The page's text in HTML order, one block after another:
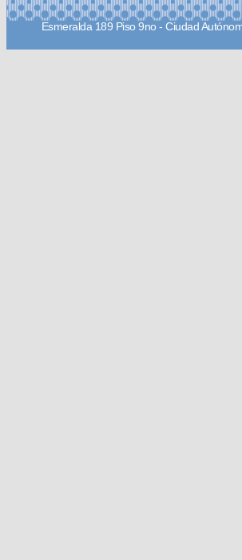
Esmeralda 189 Piso 9no - Ciudad